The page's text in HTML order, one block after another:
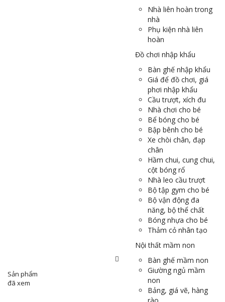
Sản phẩm
đã xem
Nhà liên hoàn trong
nhà
Phụ kiện nhà liên
hoàn
Đồ chơi nhập khẩu
Bàn ghế nhập khẩu
Giá để đồ chơi, giá
phơi nhập khẩu
Cầu trượt, xích đu
Nhà chơi cho bé
Bể bóng cho bé
Bập bênh cho bé
Xe chòi chân, đạp
chân
Hầm chui, cung chui,
cột bóng rổ
Nhà leo cầu trượt
Bộ tập gym cho bé
Bộ vận động đa
năng, bộ thể chất
Bóng nhựa cho bé
Thảm cỏ nhân tạo
Nội thất mầm non
Bàn ghế mầm non
Giường ngủ mầm
non
Bảng, giá vẽ, hàng